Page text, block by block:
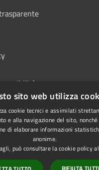
Copyright ©
Montoro
sito web utilizza
cookie tecnici e assimilati
e alla navigazione del sito,
di elaborare informazioni
anonime.
può consultare la cookie policy